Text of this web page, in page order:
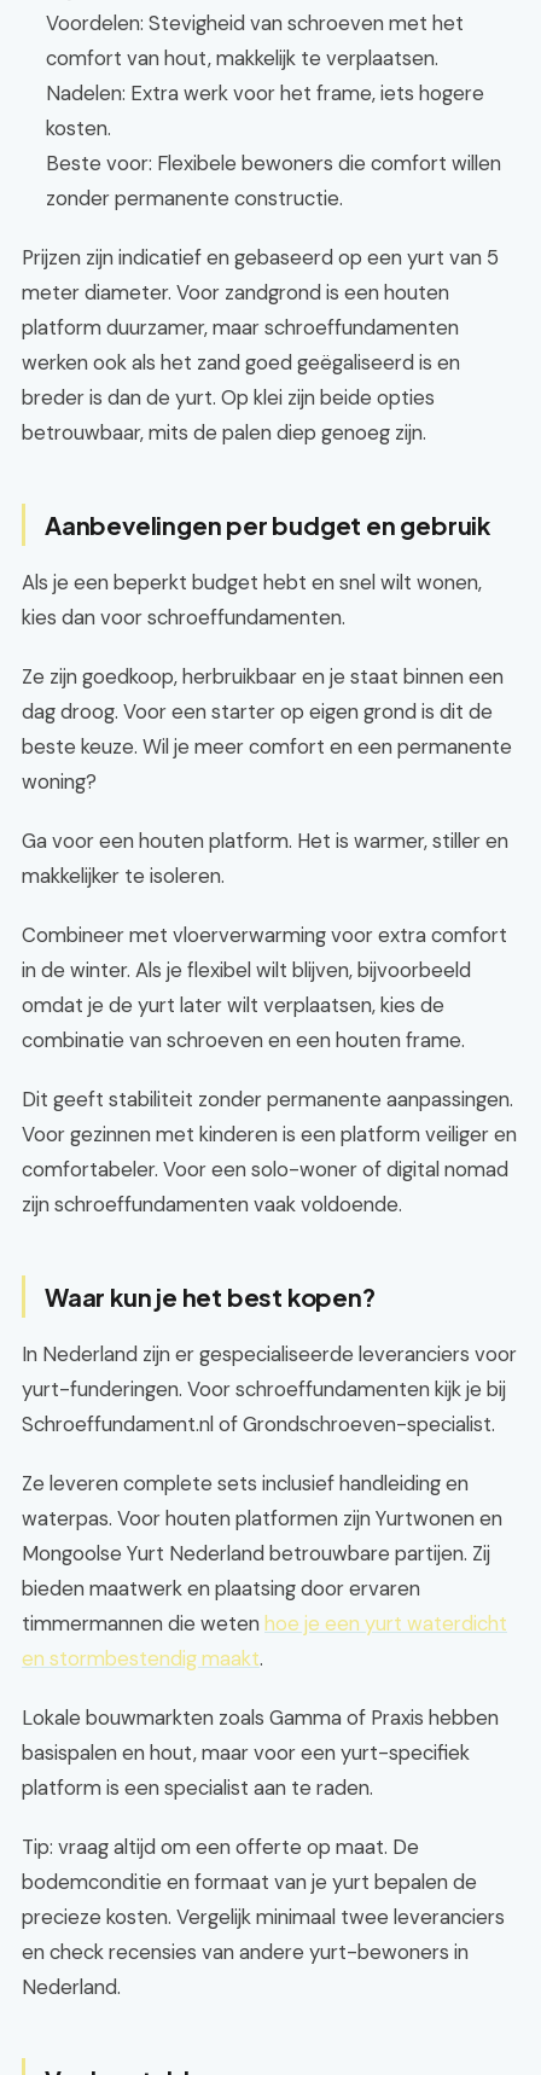
Voordelen: Stevigheid van schroeven met het
comfort van hout, makkelijk te verplaatsen.
Nadelen: Extra werk voor het frame, iets hogere
kosten.
Beste voor: Flexibele bewoners die comfort willen
zonder permanente constructie.
Prijzen zijn indicatief en gebaseerd op een yurt van 5
meter diameter. Voor zandgrond is een houten
platform duurzamer, maar schroeffundamenten
werken ook als het zand goed geëgaliseerd is en
breder is dan de yurt. Op klei zijn beide opties
betrouwbaar, mits de palen diep genoeg zijn.
Aanbevelingen per budget en gebruik
Als je een beperkt budget hebt en snel wilt wonen,
kies dan voor schroeffundamenten.
Ze zijn goedkoop, herbruikbaar en je staat binnen een
dag droog. Voor een starter op eigen grond is dit de
beste keuze. Wil je meer comfort en een permanente
woning?
Ga voor een houten platform. Het is warmer, stiller en
makkelijker te isoleren.
Combineer met vloerverwarming voor extra comfort
in de winter. Als je flexibel wilt blijven, bijvoorbeeld
omdat je de yurt later wilt verplaatsen, kies de
combinatie van schroeven en een houten frame.
Dit geeft stabiliteit zonder permanente aanpassingen.
Voor gezinnen met kinderen is een platform veiliger en
comfortabeler. Voor een solo-woner of digital nomad
zijn schroeffundamenten vaak voldoende.
Waar kun je het best kopen?
In Nederland zijn er gespecialiseerde leveranciers voor
yurt-funderingen. Voor schroeffundamenten kijk je bij
Schroeffundament.nl of Grondschroeven-specialist.
Ze leveren complete sets inclusief handleiding en
waterpas. Voor houten platformen zijn Yurtwonen en
Mongoolse Yurt Nederland betrouwbare partijen. Zij
bieden maatwerk en plaatsing door ervaren
timmermannen die wetenhoe je een yurt waterdicht
en stormbestendig maakt.
Lokale bouwmarkten zoals Gamma of Praxis hebben
basispalen en hout, maar voor een yurt-specifiek
platform is een specialist aan te raden.
Tip: vraag altijd om een offerte op maat. De
bodemconditie en formaat van je yurt bepalen de
precieze kosten. Vergelijk minimaal twee leveranciers
en check recensies van andere yurt-bewoners in
Nederland.